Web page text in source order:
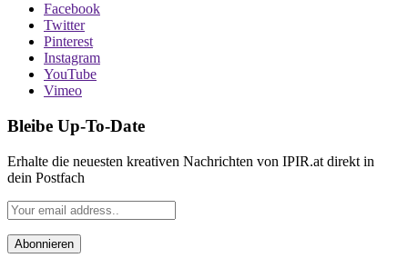
Facebook
Twitter
Pinterest
Instagram
YouTube
Vimeo
Bleibe Up-To-Date
Erhalte die neuesten kreativen Nachrichten von IPIR.at direkt in
dein Postfach